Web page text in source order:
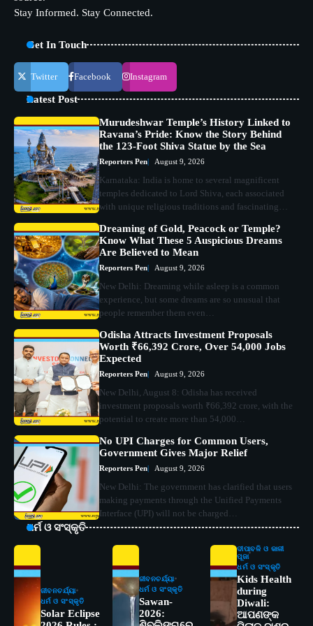
Stay Informed. Stay Connected.
Get In Touch
Twitter Facebook Instagram
Latest Post
Murudeshwar Temple’s History Linked to
Ravana’s Pride: Know the Story Behind
the 123-Foot Shiva Statue by the Sea
Reporters Pen August 9, 2026
Karnataka: India is home to several magnificent
temples dedicated to Lord Shiva, each associated
with unique religious traditions and fascinating…
Dreaming of Gold, Peacock or Temple?
Know What These 5 Auspicious Dreams
Are Believed to Mean
Reporters Pen August 9, 2026
New Delhi: Dreaming while asleep is a common
experience, but some dreams are so unusual that
people remember them even…
Odisha Attracts Investment Proposals
Worth ₹66,392 Crore, Over 54,000 Jobs
Expected
Reporters Pen August 9, 2026
New Delhi, August 8: Odisha has received
investment proposals worth ₹66,392 crore, with the
potential to create more than 54,000…
No UPI Charges for Common Users,
Government Gives Major Relief
Reporters Pen August 9, 2026
New Delhi: The government has clarified that users
making payments through the Unified Payments
Interface (UPI) will not be charged…
ଧର୍ମ ଓ ସଂସ୍କୃତି
ଜୀବନଚର୍ଯ୍ୟା
ଧର୍ମ ଓ ସଂସ୍କୃତି
Solar Eclipse
ଜୀବନଚର୍ଯ୍ୟା
ଧର୍ମ ଓ ସଂସ୍କୃତି
Sawan-
2026:
ଦୀପାବଳି ଓ କାଳୀ
ପୂଜା
ଧର୍ମ ଓ ସଂସ୍କୃତି
Kids Health
during
Diwali:
ଆପଣଙ୍କ